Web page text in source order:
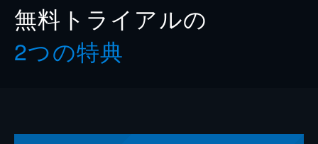
無料トライアルの
2つの特典